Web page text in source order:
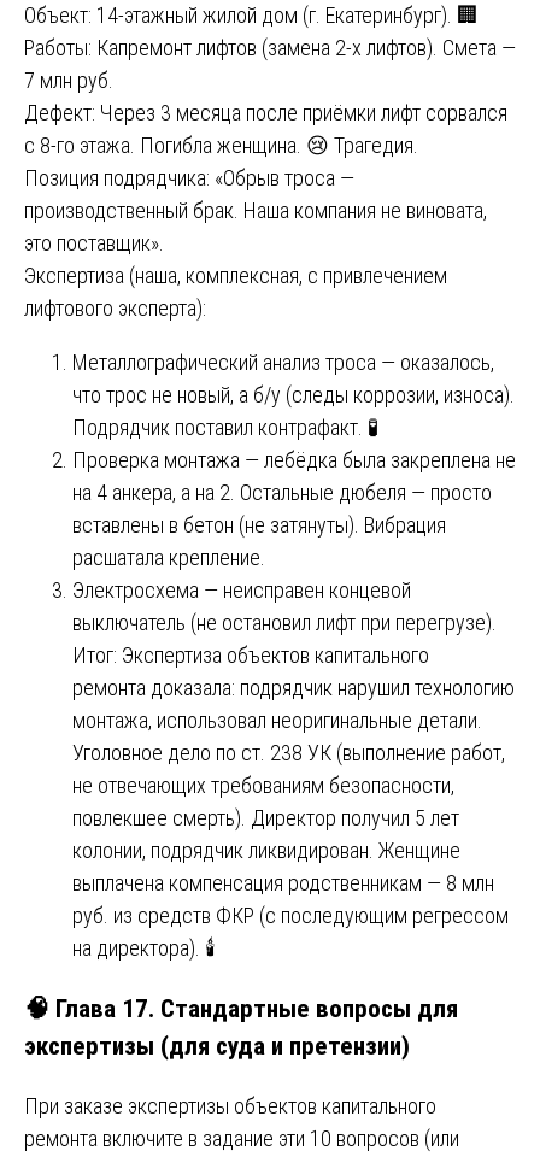
Объект: 14-этажный жилой дом (г. Екатеринбург). 🏢
Работы: Капремонт лифтов (замена 2-х лифтов). Смета —
7 млн руб.
Дефект: Через 3 месяца после приёмки лифт сорвался
с 8-го этажа. Погибла женщина. 😢 Трагедия.
Позиция подрядчика: «Обрыв троса —
производственный брак. Наша компания не виновата,
это поставщик».
Экспертиза (наша, комплексная, с привлечением
лифтового эксперта):
Металлографический анализ троса — оказалось,
что трос не новый, а б/у (следы коррозии, износа).
Подрядчик поставил контрафакт. 🧪
Проверка монтажа — лебёдка была закреплена не
на 4 анкера, а на 2. Остальные дюбеля — просто
вставлены в бетон (не затянуты). Вибрация
расшатала крепление.
Электросхема — неисправен концевой
выключатель (не остановил лифт при перегрузе).
Итог: Экспертиза объектов капитального
ремонта доказала: подрядчик нарушил технологию
монтажа, использовал неоригинальные детали.
Уголовное дело по ст. 238 УК (выполнение работ,
не отвечающих требованиям безопасности,
повлекшее смерть). Директор получил 5 лет
колонии, подрядчик ликвидирован. Женщине
выплачена компенсация родственникам — 8 млн
руб. из средств ФКР (с последующим регрессом
на директора). 🕯️
🧠 Глава 17. Стандартные вопросы для
экспертизы (для суда и претензии)
При заказе экспертизы объектов капитального
ремонта включите в задание эти 10 вопросов (или